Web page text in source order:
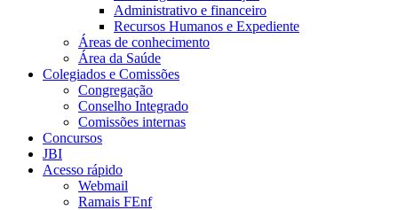
Administrativo e financeiro
Recursos Humanos e Expediente
Áreas de conhecimento
Área da Saúde
Colegiados e Comissões
Congregação
Conselho Integrado
Comissões internas
Concursos
JBI
Acesso rápido
Webmail
Ramais FEnf